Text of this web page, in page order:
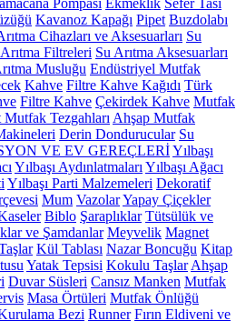
Pompası Ekmeklik Sefer Tası
Kavanoz Kapağı Pipet Buzdolabı
Cihazları ve Aksesuarları Su
Filtreleri Su Arıtma Aksesuarları
Musluğu Endüstriyel Mutfak
Kahve Filtre Kahve Kağıdı Türk
Filtre Kahve Çekirdek Kahve Mutfak
Tezgahları Ahşap Mutfak
Derin Dondurucular Su
VE EV GEREÇLERİYılbaşı
Yılbaşı Aydınlatmaları Yılbaşı Ağacı
Yılbaşı Parti Malzemeleri Dekoratif
Mum VazolarYapay Çiçekler
Biblo Şaraplıklar Tütsülük ve
ve Şamdanlar Meyvelik Magnet
Kül Tablası Nazar Boncuğu Kitap
Yatak Tepsisi Kokulu Taşlar Ahşap
Duvar Süsleri Cansız Manken Mutfak
Masa Örtüleri Mutfak Önlüğü
Bezi Runner Fırın Eldiveni ve